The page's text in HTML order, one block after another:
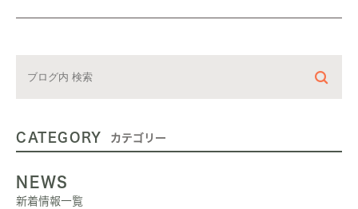
CATEGORY カテゴリー
NEWS
新着情報一覧